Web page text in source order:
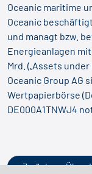
Oceanic maritime
Oceanic
und managt bzw.
Energieanlagen
Mrd. („Assets
Oceanic Group AG
Wertpapierbörse
DE000A1TNWJ4
Zurück zur